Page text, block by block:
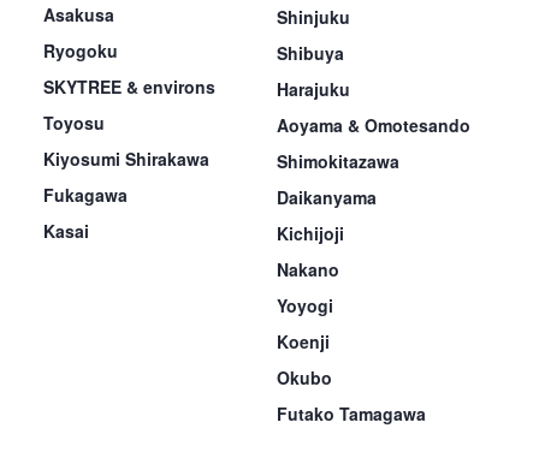
Asakusa
Ryogoku
SKYTREE & environs
Toyosu
Kiyosumi Shirakawa
Fukagawa
Kasai
Shinjuku
Shibuya
Harajuku
Aoyama & Omotesando
Shimokitazawa
Daikanyama
Kichijoji
Nakano
Yoyogi
Koenji
Okubo
Futako Tamagawa